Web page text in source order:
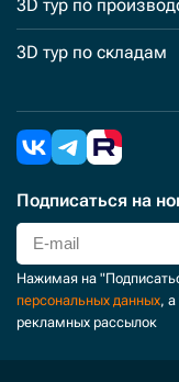
3D тур по
3D тур по складам
Подписаться на
Нажимая на
персональных данных,
рекламных рассылок